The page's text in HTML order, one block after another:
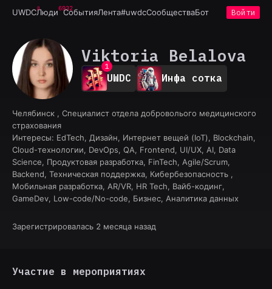
UWDCЛюди6932
СобытияЛента#uwdcСообществаБот Войти
Viktoria Belalova
0
1
2
3
5
7
8
9
UWDC Инфа сотка
Челябинск , Специалист отдела доброволього медицинского
страхования
Интересы: EdTech, Дизайн, Интернет вещей (IoT), Blockchain,
Cloud-технологии, DevOps, QA, Frontend, UI/UX, AI, Data
Science, Продуктовая разработка, FinTech, Agile/Scrum,
Backend, Техническая поддержка, Кибербезопасность ,
Мобильная разработка, AR/VR, HR Tech, Вайб-кодинг,
GameDev, Low-code/No-code, Бизнес, Аналитика данных
Зарегистрировалась 2 месяца назад
Участие в мероприятиях